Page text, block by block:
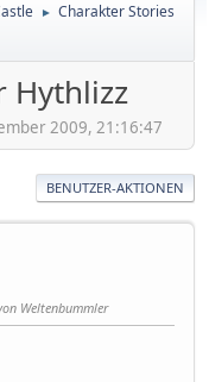
► Charakter Stories
Hythlizz
2009, 21:16:47
BENUTZER-AKTIONEN
Weltenbummler